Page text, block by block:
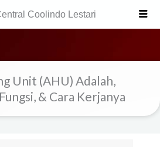
Coolindo Lestari
Unit (AHU) Adalah,
& Cara Kerjanya